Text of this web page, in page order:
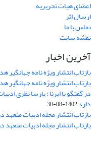
اعضای هیات تحریریه
ارسال اثر
تماس با ما
نقشه سایت
آخرین اخبار
بازتاب انتشار ویژه نامه جهانگیر
بازتاب انتشار ویژه نامه جهانگیر
در گفتگو با ایرنا : پارسا نظری
دارد1402-08-30
بازتاب انتشار مجله ادبیات متعهد
بازتاب انتشار مجله ادبیات